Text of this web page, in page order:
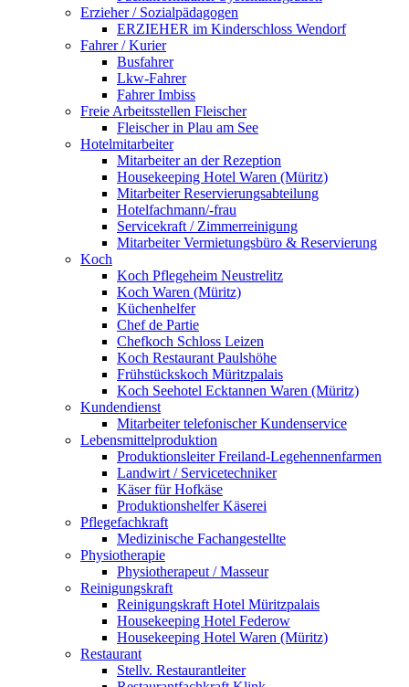
Erzieher / Sozialpädagogen
ERZIEHER im Kinderschloss Wendorf
Fahrer / Kurier
Busfahrer
Lkw-Fahrer
Fahrer Imbiss
Freie Arbeitsstellen Fleischer
Fleischer in Plau am See
Hotelmitarbeiter
Mitarbeiter an der Rezeption
Housekeeping Hotel Waren (Müritz)
Mitarbeiter Reservierungsabteilung
Hotelfachmann/-frau
Servicekraft / Zimmerreinigung
Mitarbeiter Vermietungsbüro & Reservierung
Koch
Koch Pflegeheim Neustrelitz
Koch Waren (Müritz)
Küchenhelfer
Chef de Partie
Chefkoch Schloss Leizen
Koch Restaurant Paulshöhe
Frühstückskoch Müritzpalais
Koch Seehotel Ecktannen Waren (Müritz)
Kundendienst
Mitarbeiter telefonischer Kundenservice
Lebensmittelproduktion
Produktionsleiter Freiland-Legehennenfarmen
Landwirt / Servicetechniker
Käser für Hofkäse
Produktionshelfer Käserei
Pflegefachkraft
Medizinische Fachangestellte
Physiotherapie
Physiotherapeut / Masseur
Reinigungskraft
Reinigungskraft Hotel Müritzpalais
Housekeeping Hotel Federow
Housekeeping Hotel Waren (Müritz)
Restaurant
Stellv. Restaurantleiter